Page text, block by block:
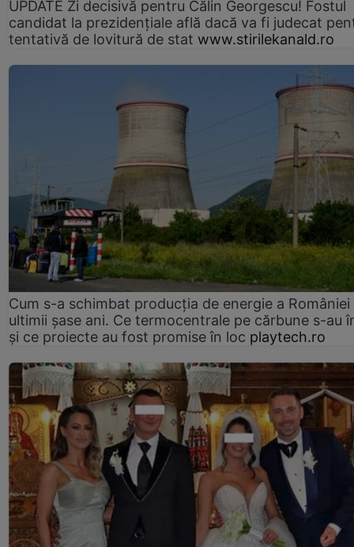
UPDATE Zi decisivă pentru Călin Georgescu! Fostul
candidat la prezidențiale află dacă va fi judecat
tentativă de lovitură de stat www.stirilekanald.ro
Cum s-a schimbat producția de energie a României
ultimii șase ani. Ce termocentrale pe cărbune s-au
și ce proiecte au fost promise în loc playtech.ro